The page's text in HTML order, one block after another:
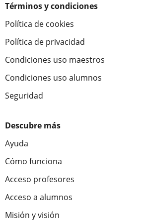
Términos y condiciones
Política de cookies
Política de privacidad
Condiciones uso maestros
Condiciones uso alumnos
Seguridad
Descubre más
Ayuda
Cómo funciona
Acceso profesores
Acceso a alumnos
Misión y visión